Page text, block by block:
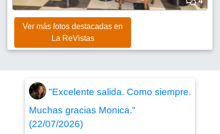
Ver más fotos destacadas en
La ReVistas
"Excelente salida. Como siempre.
Muchas gracias Monica."
(22/07/2026)